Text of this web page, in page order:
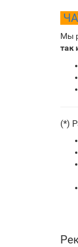
Мы
так
(*)